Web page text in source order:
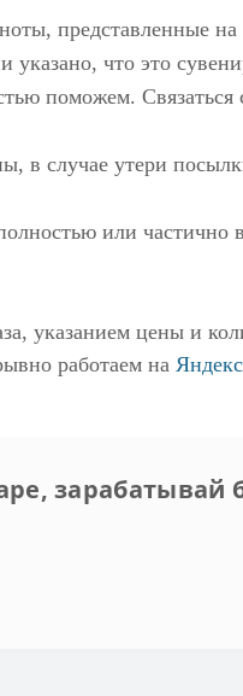
представленные
что это
поможем.
в случае утери
или
указанием цены и
работаем на
зарабатывай